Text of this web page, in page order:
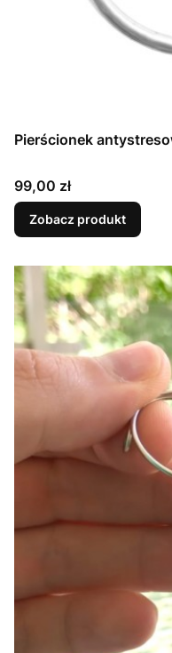
Pierścionek
Cena
99,00 zł
Zobacz produkt